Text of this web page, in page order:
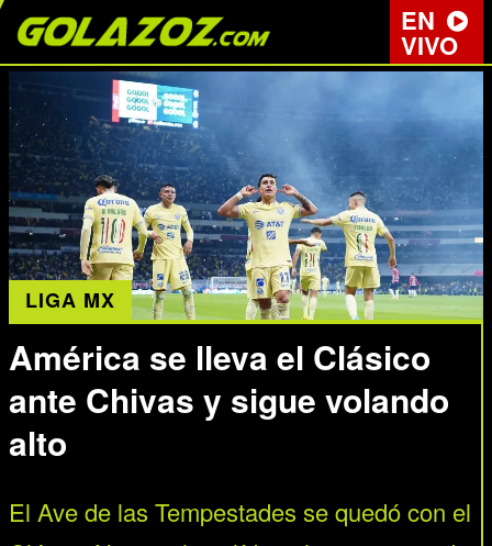
EN
VIVO
LIGA MX
América se lleva el Clásico
ante Chivas y sigue volando
alto
El Ave de las Tempestades se quedó con el